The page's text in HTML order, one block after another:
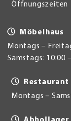
Öffnungszeiten
Möbelhaus
Montags –
Samstags: 10:00
Restaurant
Montags –